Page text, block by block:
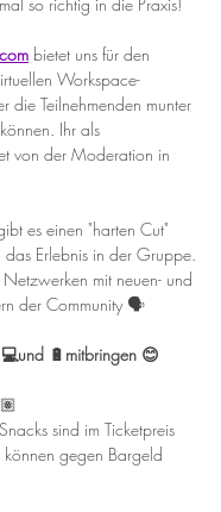
bietet uns für den
Workspace-
die Teilnehmenden munter
Ihr als
von der Moderation in
es einen "harten Cut"
Erlebnis in der Gruppe.
Netzwerken mit neuen- und
der Community 🗣️
🔋mitbringen 😊
sind im Ticketpreis
können gegen Bargeld